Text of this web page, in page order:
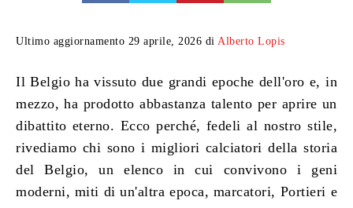
Ultimo aggiornamento 29 aprile, 2026 di Alberto Lopis
Il Belgio ha vissuto due grandi epoche dell'oro e, in
mezzo, ha prodotto abbastanza talento per aprire un
dibattito eterno. Ecco perché, fedeli al nostro stile,
rivediamo chi sono i migliori calciatori della storia
del Belgio, un elenco in cui convivono i geni
moderni, miti di un'altra epoca, marcatori, Portieri e